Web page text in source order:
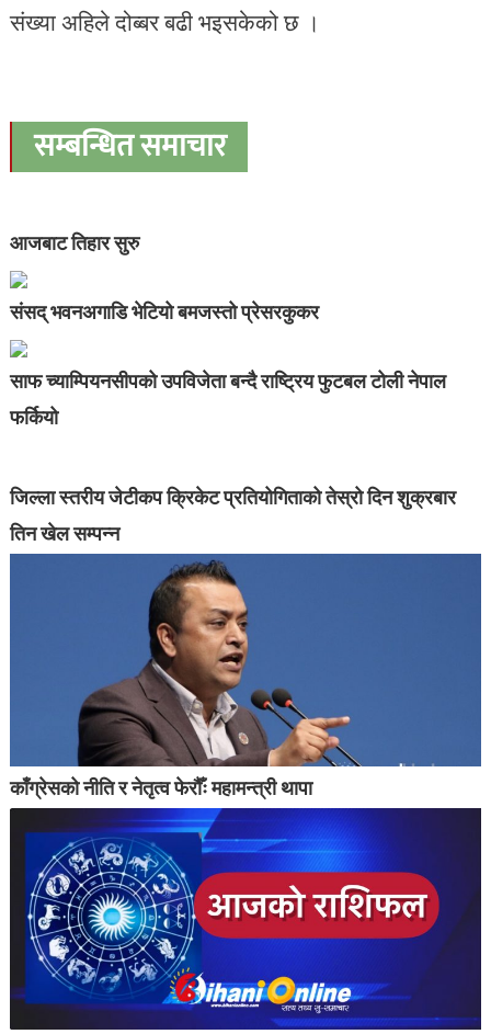
संख्या अहिले दोब्बर बढी भइसकेको छ ।
सम्बन्धित समाचार
आजबाट तिहार सुरु
संसद् भवनअगाडि भेटियो बमजस्तो प्रेसरकुकर
साफ च्याम्पियनसीपको उपविजेता बन्दै राष्ट्रिय फुटबल टोली नेपाल
फर्कियो
जिल्ला स्तरीय जेटीकप क्रिकेट प्रतियोगिताको तेस्रो दिन शुक्रबार
तिन खेल सम्पन्न
काँग्रेसको नीति र नेतृत्व फेरौँः महामन्त्री थापा